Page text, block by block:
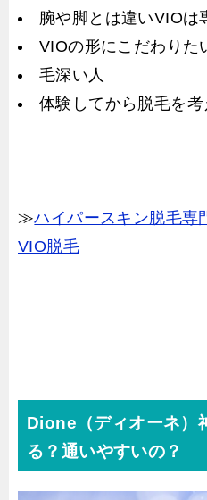
腕や脚とは違いVIOは
VIOの形にこだわりた
毛深い人
体験してから脱毛を考
≫ハイパースキン脱毛
VIO脱毛
Dione（ディオーネ）
る？通いやすいの？